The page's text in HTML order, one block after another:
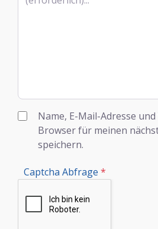
Name, E-Mail-Adresse
Browser für meinen
speichern.
Captcha Abfrage *